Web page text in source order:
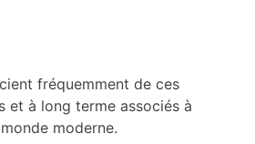
fréquemment de ces
et à long terme associés à
moderne.